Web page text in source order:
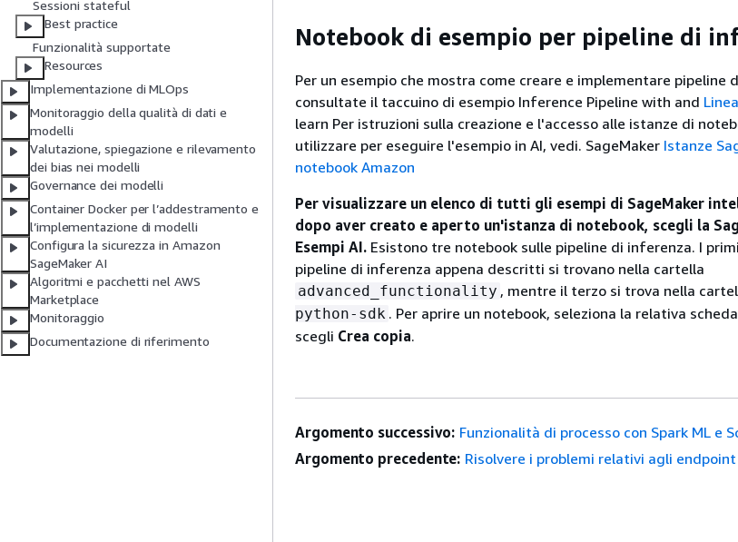
Sessioni stateful
Best practice
Funzionalità supportate
Resources
Implementazione di MLOps
Monitoraggio della qualità di dati e
modelli
Valutazione, spiegazione e rilevamento
dei bias nei modelli
Governance dei modelli
Container Docker per l’addestramento e
l’implementazione di modelli
Configura la sicurezza in Amazon
SageMaker AI
Algoritmi e pacchetti nel AWS
Marketplace
Monitoraggio
Documentazione di riferimento
Notebook di esempio per pipeline di
Per un esempio che mostra come creare e implementare pipeline
consultate il taccuino di esempio Inference Pipeline with and
learn Per istruzioni sulla creazione e l'accesso alle istanze di
utilizzare per eseguire l'esempio in AI, vedi. SageMaker Istanze
notebook Amazon
Per visualizzare un elenco di tutti gli esempi di SageMaker
dopo aver creato e aperto un'istanza di notebook, scegli la
Esempi AI. Esistono tre notebook sulle pipeline di inferenza. I
pipeline di inferenza appena descritti si trovano nella cartella
advanced_functionality , mentre il terzo si trova nella
python-sdk . Per aprire un notebook, seleziona la relativa scheda
scegli Crea copia.
Argomento successivo: Funzionalità di processo con Spark ML e
Argomento precedente: Risolvere i problemi relativi agli